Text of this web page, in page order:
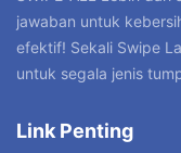
jawaban untuk
efektif! Sekali Swipe
untuk segala jenis
Link Penting